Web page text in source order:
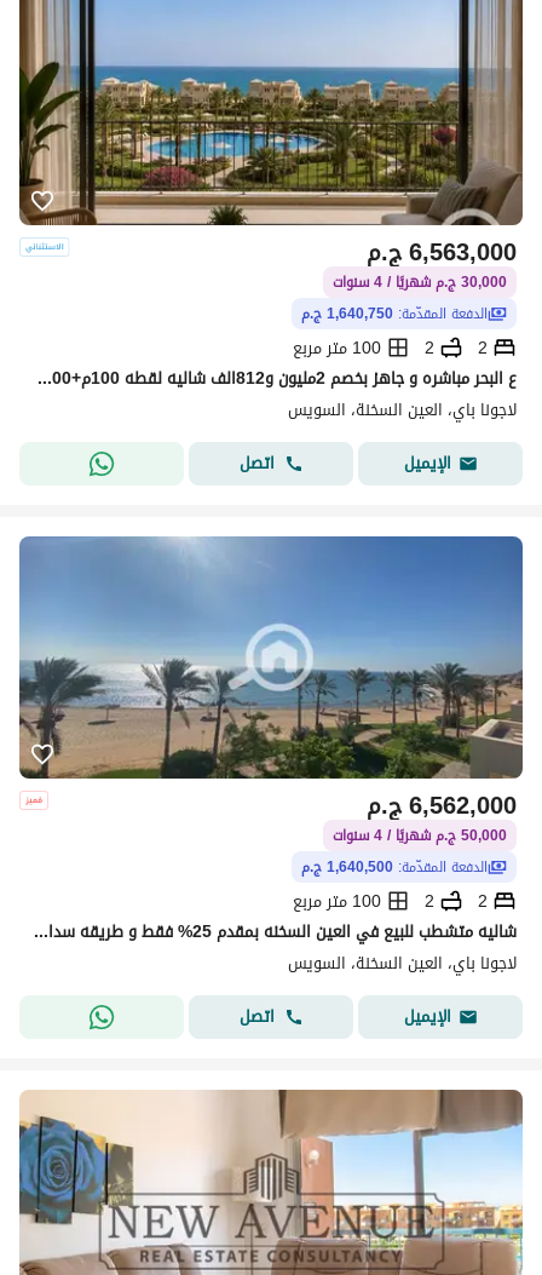
ج.م6,563,000
30,000 ج.م شهريًا / 4 سنوات
الدفعة المقدّمة: 1,640,750 ج.م
2
2
100 متر مربع
ع البحر مباشره و جاهز بخصم 2مليون و812الف شاليه لقطه 100م+100م رووف للبيع في العين السخنه والقريه شغاله بالفعل والايجارات فيها طول السنه وبها اكبر ما
لاجونا باي، العين السخنة، السويس
الإيميل
اتصل
ج.م6,562,000
50,000 ج.م شهريًا / 4 سنوات
الدفعة المقدّمة: 1,640,500 ج.م
2
2
100 متر مربع
شاليه متشطب للبيع في العين السخنه بمقدم 25% فقط و طريقه سداد مريحه
لاجونا باي، العين السخنة، السويس
الإيميل
اتصل